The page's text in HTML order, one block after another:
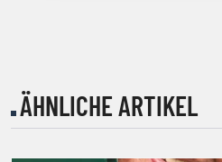
ÄHNLICHE ARTIKEL